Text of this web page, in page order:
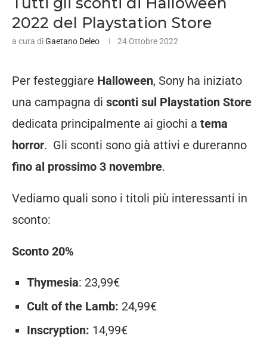
2022 del Playstation Store
a cura diGaetano Deleo 24 Ottobre 2022
Per festeggiare Halloween, Sony ha iniziato
una campagna di sconti sul Playstation Store
dedicata principalmente ai giochi a tema
horror. Gli sconti sono già attivi e dureranno
fino al prossimo 3 novembre.
Vediamo quali sono i titoli più interessanti in
sconto:
Sconto 20%
Thymesia: 23,99€
Cult of the Lamb: 24,99€
Inscryption: 14,99€